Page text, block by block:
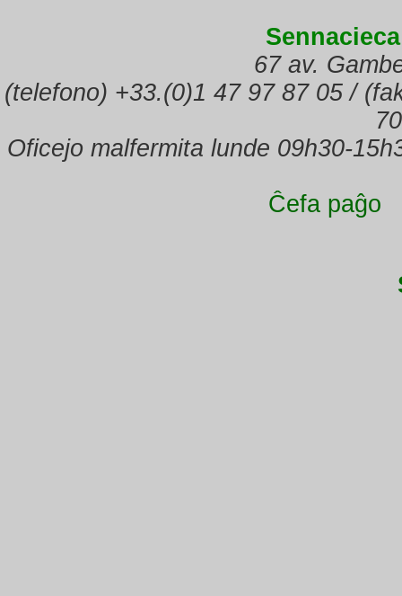
67 av.
(telefono) +33.(0)1 47 97 87 05 /
Oficejo malfermita lunde 09h30-
Ĉefa paĝo